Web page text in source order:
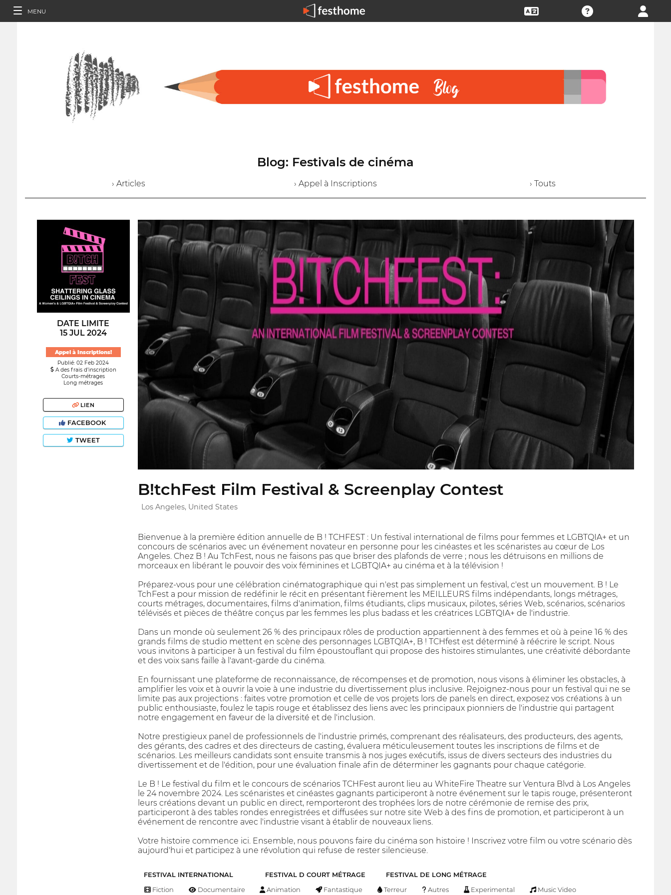
MENU
Blog: Festivals de cinéma
› Articles › Appel à Inscriptions › Touts
DATE LIMITE
15 JUL 2024
Appel à Inscriptions!
Publié: 02 Feb 2024
A des frais d’inscription
Courts-métrages
Long métrages
LIEN
FACEBOOK
TWEET
B!tchFest Film Festival & Screenplay Contest
Los Angeles, United States
Bienvenue à la première édition annuelle de B ! TCHFEST : Un festival international de films pour femmes et LGBTQIA+ et un
concours de scénarios avec un événement novateur en personne pour les cinéastes et les scénaristes au cœur de Los
Angeles. Chez B ! Au TchFest, nous ne faisons pas que briser des plafonds de verre ; nous les détruisons en millions de
morceaux en libérant le pouvoir des voix féminines et LGBTQIA+ au cinéma et à la télévision !
Préparez-vous pour une célébration cinématographique qui n'est pas simplement un festival, c'est un mouvement. B ! Le
TchFest a pour mission de redéfinir le récit en présentant fièrement les MEILLEURS films indépendants, longs métrages,
courts métrages, documentaires, films d'animation, films étudiants, clips musicaux, pilotes, séries Web, scénarios, scénarios
télévisés et pièces de théâtre conçus par les femmes les plus badass et les créatrices LGBTQIA+ de l'industrie.
Dans un monde où seulement 26 % des principaux rôles de production appartiennent à des femmes et où à peine 16 % des
grands films de studio mettent en scène des personnages LGBTQIA+, B ! TCHfest est déterminé à réécrire le script. Nous
vous invitons à participer à un festival du film époustouflant qui propose des histoires stimulantes, une créativité débordante
et des voix sans faille à l'avant-garde du cinéma.
En fournissant une plateforme de reconnaissance, de récompenses et de promotion, nous visons à éliminer les obstacles, à
amplifier les voix et à ouvrir la voie à une industrie du divertissement plus inclusive. Rejoignez-nous pour un festival qui ne se
limite pas aux projections : faites votre promotion et celle de vos projets lors de panels en direct, exposez vos créations à un
public enthousiaste, foulez le tapis rouge et établissez des liens avec les principaux pionniers de l'industrie qui partagent
notre engagement en faveur de la diversité et de l'inclusion.
Notre prestigieux panel de professionnels de l'industrie primés, comprenant des réalisateurs, des producteurs, des agents,
des gérants, des cadres et des directeurs de casting, évaluera méticuleusement toutes les inscriptions de films et de
scénarios. Les meilleurs candidats sont ensuite transmis à nos juges exécutifs, issus de divers secteurs des industries du
divertissement et de l'édition, pour une évaluation finale afin de déterminer les gagnants pour chaque catégorie.
Le B ! Le festival du film et le concours de scénarios TCHFest auront lieu au WhiteFire Theatre sur Ventura Blvd à Los Angeles
le 24 novembre 2024. Les scénaristes et cinéastes gagnants participeront à notre événement sur le tapis rouge, présenteront
leurs créations devant un public en direct, remporteront des trophées lors de notre cérémonie de remise des prix,
participeront à des tables rondes enregistrées et diffusées sur notre site Web à des fins de promotion, et participeront à un
événement de rencontre avec l'industrie visant à établir de nouveaux liens.
Votre histoire commence ici. Ensemble, nous pouvons faire du cinéma son histoire ! Inscrivez votre film ou votre scénario dès
aujourd'hui et participez à une révolution qui refuse de rester silencieuse.
FESTIVAL INTERNATIONAL FESTIVAL D COURT MÉTRAGE FESTIVAL DE LONG MÉTRAGE
Fiction Documentaire Animation Fantastique Terreur Autres Experimental Music Video